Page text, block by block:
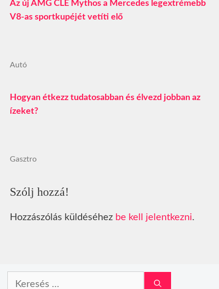
Az új AMG CLE Mythos a Mercedes legextrémebb
V8-as sportkupéjét vetíti elő
Autó
Hogyan étkezz tudatosabban és élvezd jobban az
ízeket?
Gasztro
Szólj hozzá!
Hozzászólás küldéséhez be kell jelentkezni.